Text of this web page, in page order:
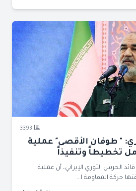
3393
" طوفان الأقصى" عملية
تخطيطاً وتنفيذاً
الحرس الثوري الإيراني، أن عملية
حركة المقاومة ا...